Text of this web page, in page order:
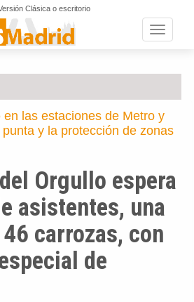
Clásica o escritorio
Toggle
las estaciones de Metro y
y la protección de zonas
Orgullo espera
asistentes, una
carrozas, con
de